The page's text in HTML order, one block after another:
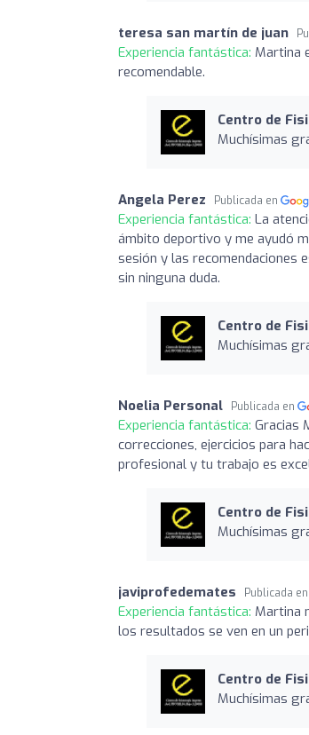
teresa san martín de juan
Experiencia fantástica: Martina
recomendable.
Centro de
Muchísimas
Angela Perez Publicada en
Experiencia fantástica: La
ámbito deportivo y me ayudó
sesión y las recomendaciones
sin ninguna duda.
Centro de
Muchísimas
Noelia Personal Publicada en
Experiencia fantástica: Gracias
correcciones, ejercicios para
profesional y tu trabajo es
Centro de
Muchísimas
javiprofedemates Publicada en
Experiencia fantástica: Martina
los resultados se ven en un
Centro de
Muchísimas